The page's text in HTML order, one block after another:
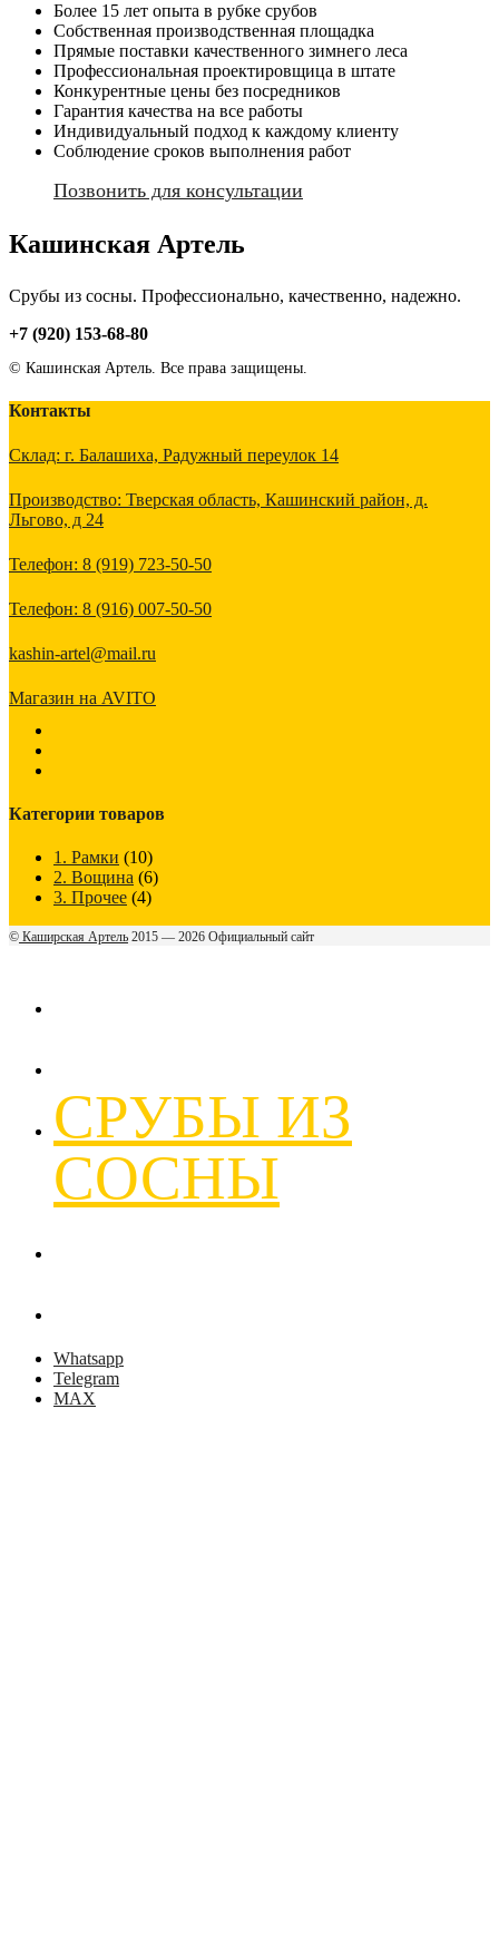
Более 15 лет опыта в рубке срубов
Собственная производственная площадка
Прямые поставки качественного зимнего леса
Профессиональная проектировщица в штате
Конкурентные цены без посредников
Гарантия качества на все работы
Индивидуальный подход к каждому клиенту
Соблюдение сроков выполнения работ
Позвонить для консультации
Кашинская Артель
Срубы из сосны. Профессионально, качественно, надежно.
+7 (920) 153-68-80
© Кашинская Артель. Все права защищены.
Контакты
Склад: г. Балашиха, Радужный переулок 14
Производство: Тверская область, Кашинский район, д.
Льгово, д 24
Телефон: 8 (919) 723-50-50
Телефон: 8 (916) 007-50-50
kashin-artel@mail.ru
Магазин на AVITO
Категории товаров
1. Рамки (10)
2. Вощина (6)
3. Прочее (4)
© Каширская Артель 2015 — 2026 Официальный сайт
СРУБЫ ИЗ
СОСНЫ
Whatsapp
Telegram
MAX